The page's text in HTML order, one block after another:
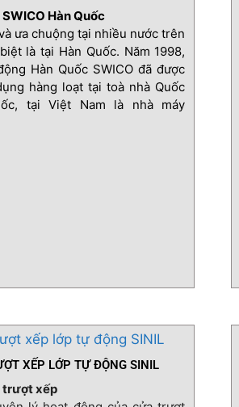
Hàn Quốc
ưa chuộng tại nhiều nước trên
là tại Hàn Quốc. Năm 1998,
Hàn Quốc SWICO đã được
hàng loạt tại toà nhà Quốc
tại Việt Nam là nhà máy
XẾP LỚP TỰ ĐỘNG SINIL
trượt xếp